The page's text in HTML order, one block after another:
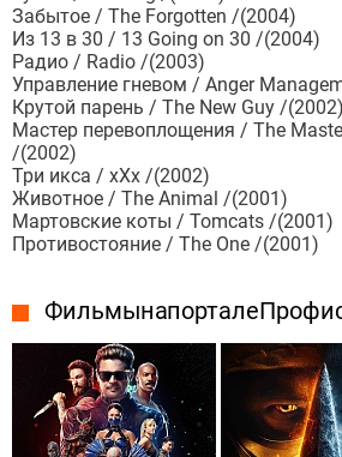
Забытое / The Forgotten /(2004)
Из 13 в 30 / 13 Going on 30 /(2004)
Радио / Radio /(2003)
Управление гневом / Anger
Крутой парень / The New Guy /(2002)
Мастер перевоплощения / The
/(2002)
Три икса / xXx /(2002)
Животное / The Animal /(2001)
Мартовские коты / Tomcats /(2001)
Противостояние / The One /(2001)
Фильмы на портале